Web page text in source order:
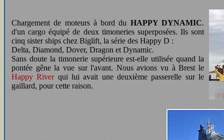
Chargement de moteurs à bord du HAPPY DYNAMIC.
d'un cargo équipé de deux timoneries superposées. Ils sont
cinq sister ships chez Biglift, la série des Happy D :
Delta, Diamond, Dover, Dragon et Dynamic.
Sans doute la timonerie supérieure est-elle utilisée quand la
pontée gêne la vue sur l'avant. Nous avions vu à Brest le
Happy Riverqui lui avait une deuxième passerelle sur le
gaillard, pour cette raison.